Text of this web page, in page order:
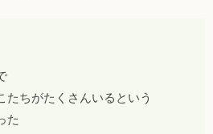
たちがたくさんいるという
た